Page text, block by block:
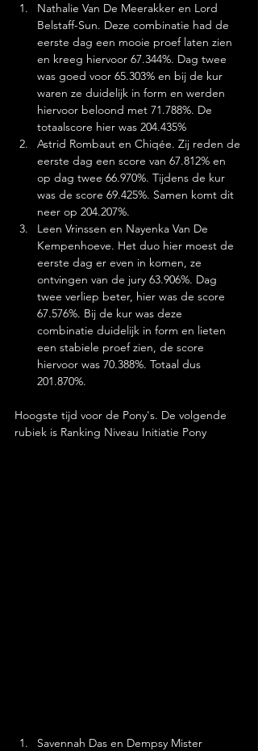
Nathalie Van De Meerakker en Lord
Belstaff-Sun. Deze combinatie had de
eerste dag een mooie proef laten zien
en kreeg hiervoor 67.344%. Dag twee
was goed voor 65.303% en bij de kur
waren ze duidelijk in form en werden
hiervoor beloond met 71.788%. De
totaalscore hier was 204.435%
Astrid Rombaut en Chiqée. Zij reden de
eerste dag een score van 67.812% en
op dag twee 66.970%. Tijdens de kur
was de score 69.425%. Samen komt dit
neer op 204.207%.
Leen Vrinssen en Nayenka Van De
Kempenhoeve. Het duo hier moest de
eerste dag er even in komen, ze
ontvingen van de jury 63.906%. Dag
twee verliep beter, hier was de score
67.576%. Bij de kur was deze
combinatie duidelijk in form en lieten
een stabiele proef zien, de score
hiervoor was 70.388%. Totaal dus
201.870%.
Hoogste tijd voor de Pony's. De volgende
rubiek is Ranking Niveau Initiatie Pony
Savennah Das en Dempsy Mister